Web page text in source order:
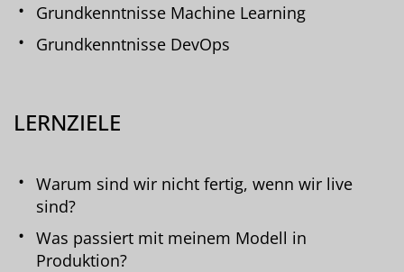
Grundkenntnisse Machine Learning
Grundkenntnisse DevOps
LERNZIELE
Warum sind wir nicht fertig, wenn wir live
sind?
Was passiert mit meinem Modell in
Produktion?